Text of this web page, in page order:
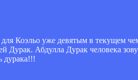
Коэльо уже девятым в текущем
Абдулла Дурак человека
дурака!!!